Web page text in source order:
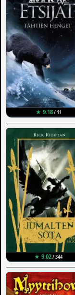
★ 9.18/ 11
★ 9.02/ 344